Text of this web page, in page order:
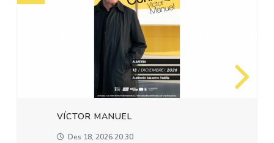
VÍCTOR MANUEL
Des 18, 2026 20:30